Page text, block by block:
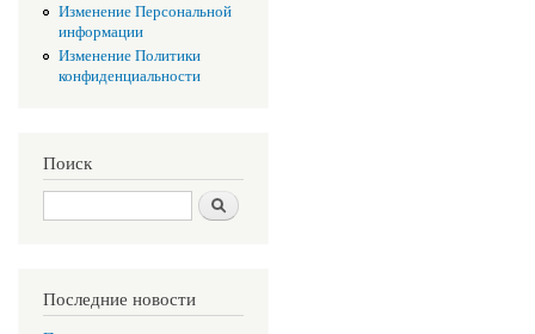
Изменение Персональной
информации
Изменение Политики
конфиденциальности
Поиск
Поиск
Последние новости